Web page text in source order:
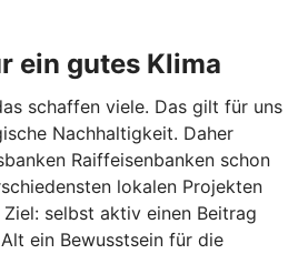
ein gutes Klima
schaffen viele. Das gilt für uns
Nachhaltigkeit. Daher
Raiffeisenbanken schon
lokalen Projekten
selbst aktiv einen Beitrag
ein Bewusstsein für die